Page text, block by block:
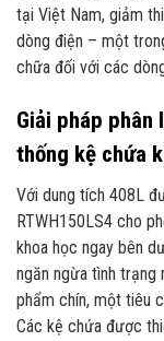
tại Việt Nam, giảm
dòng điện – một
chữa đối với các
Giải pháp phân
thống kệ chứa
Với dung tích 408L
RTWH150LS4 cho
khoa học ngay bên
ngăn ngừa tình
phẩm chín, một tiêu
Các kệ chứa được